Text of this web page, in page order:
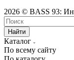
2026 © BASS 93:
Найти
Каталог
По всему сайту